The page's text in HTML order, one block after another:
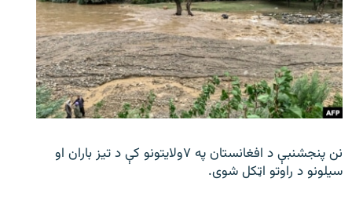
نن پنجشنبې د افغانستان په ۷ولایتونو کې د تیز باران او
سیلونو د راوتو اټکل شوی.